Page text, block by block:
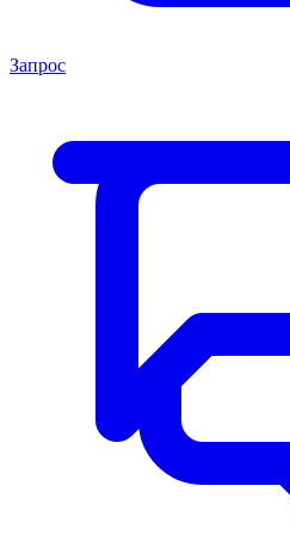
Запрос